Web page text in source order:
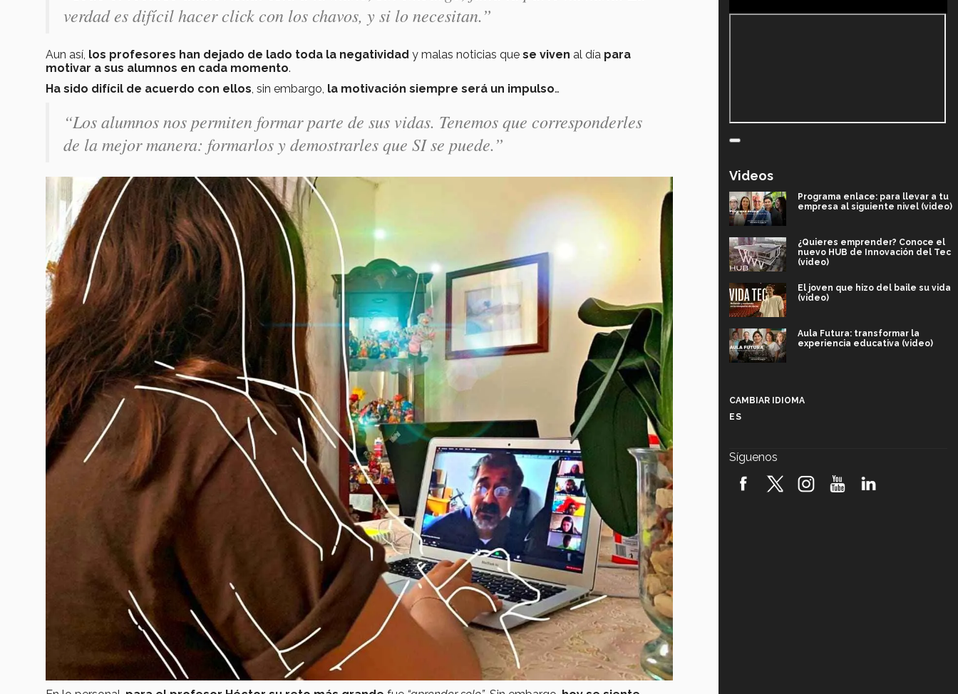
verdad es difícil hacer click con los chavos, y si lo necesitan.”
Aun así, los profesores han dejado de lado toda la negatividad y malas noticias que se viven al día para
motivar a sus alumnos en cada momento.
Ha sido difícil de acuerdo con ellos, sin embargo, la motivación siempre será un impulso…
“Los alumnos nos permiten formar parte de sus vidas. Tenemos que corresponderles
de la mejor manera: formarlos y demostrarles que SI se puede.”
Videos
Programa enlace: para llevar a tu
empresa al siguiente nivel (video)
¿Quieres emprender? Conoce el
nuevo HUB de Innovación del Tec
(video)
El joven que hizo del baile su vida
(video)
Aula Futura: transformar la
experiencia educativa (video)
robótica FIRST 2026! (video)
CAMBIAR IDIOMA
ES
Síguenos